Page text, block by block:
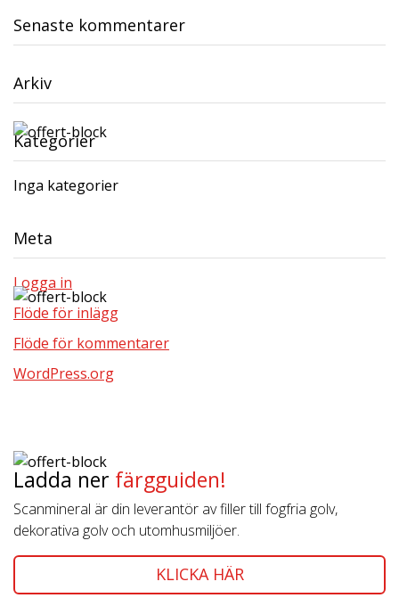
Senaste kommentarer
Arkiv
Kategorier
Inga kategorier
Meta
Logga in
Flöde för inlägg
Flöde för kommentarer
WordPress.org
Ladda ner färgguiden!
Scanmineral är din leverantör av filler till fogfria golv,
dekorativa golv och utomhusmiljöer.
KLICKA HÄR